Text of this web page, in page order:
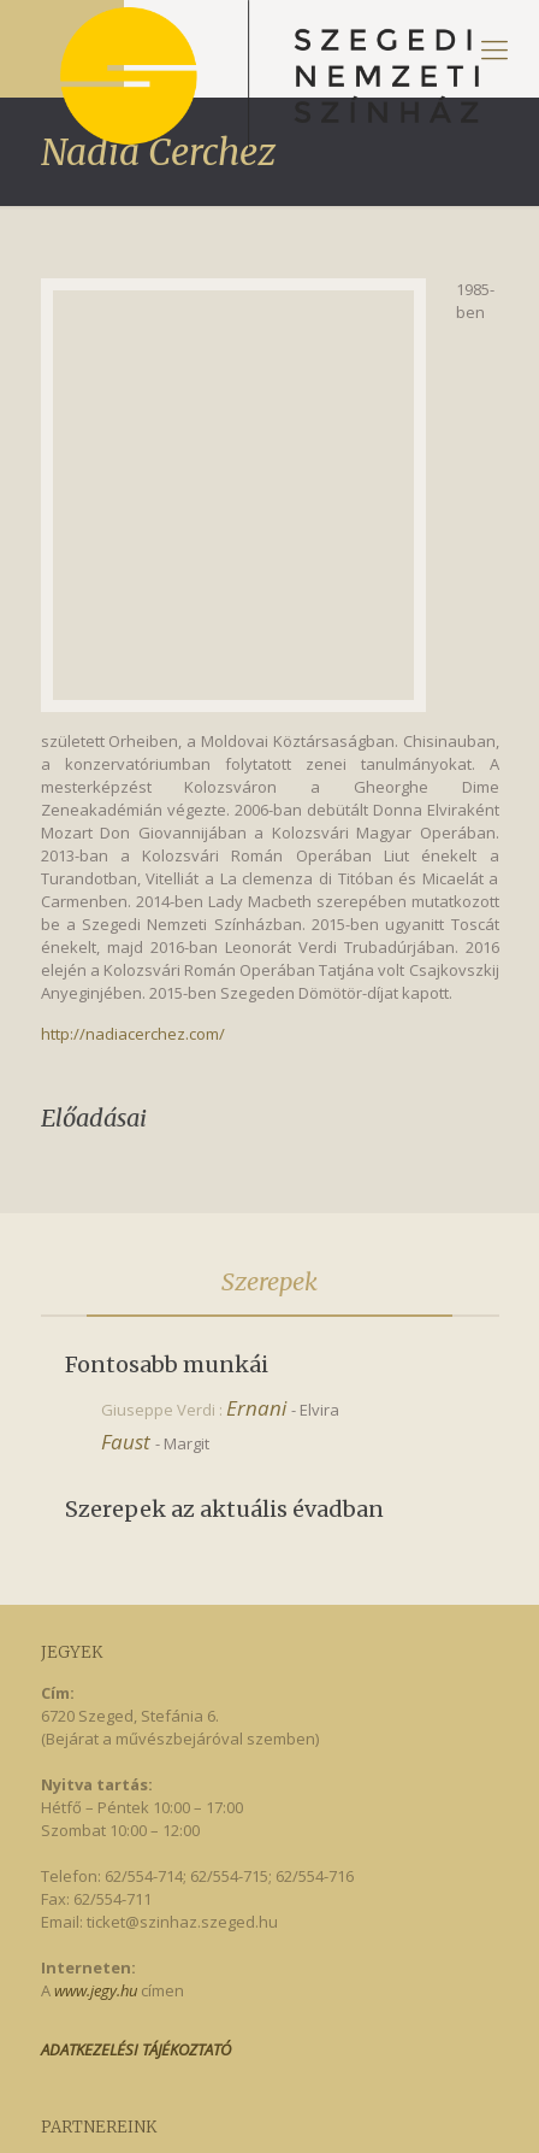
Nadia Cerchez
1985-
ben
született Orheiben, a Moldovai Köztársaságban. Chisinauban,
a konzervatóriumban folytatott zenei tanulmányokat. A
mesterképzést Kolozsváron a Gheorghe Dime
Zeneakadémián végezte. 2006-ban debütált Donna Elviraként
Mozart Don Giovannijában a Kolozsvári Magyar Operában.
2013-ban a Kolozsvári Román Operában Liut énekelt a
Turandotban, Vitelliát a La clemenza di Titóban és Micaelát a
Carmenben. 2014-ben Lady Macbeth szerepében mutatkozott
be a Szegedi Nemzeti Színházban. 2015-ben ugyanitt Toscát
énekelt, majd 2016-ban Leonorát Verdi Trubadúrjában. 2016
elején a Kolozsvári Román Operában Tatjána volt Csajkovszkij
Anyeginjében. 2015-ben Szegeden Dömötör-díjat kapott.
http://nadiacerchez.com/
Előadásai
Szerepek
Fontosabb munkái
Giuseppe Verdi : Ernani - Elvira
Faust - Margit
Szerepek az aktuális évadban
JEGYEK
Cím:
6720 Szeged, Stefánia 6.
(Bejárat a művészbejáróval szemben)
Nyitva tartás:
Hétfő – Péntek 10:00 – 17:00
Szombat 10:00 – 12:00
Telefon: 62/554-714; 62/554-715; 62/554-716
Fax: 62/554-711
Email: ticket@szinhaz.szeged.hu
Interneten:
Awww.jegy.hucímen
ADATKEZELÉSI TÁJÉKOZTATÓ
PARTNEREINK